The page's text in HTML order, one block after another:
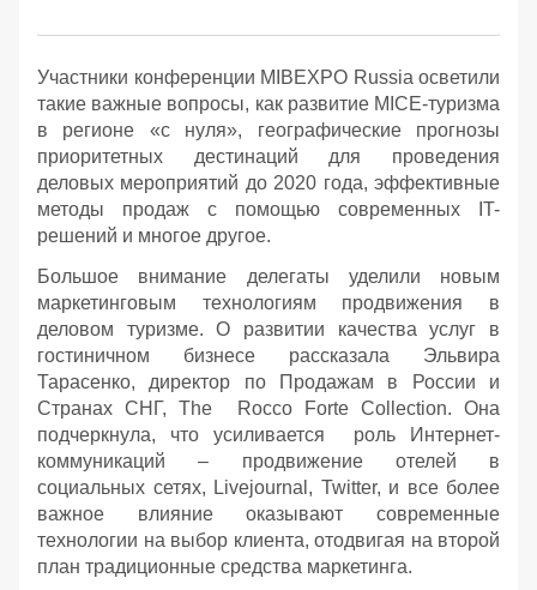
Участники конференции MIBEXPO Russia осветили
такие важные вопросы, как развитие MICE-туризма
в регионе «с нуля», географические прогнозы
приоритетных дестинаций для проведения
деловых мероприятий до 2020 года, эффективные
методы продаж с помощью современных IT-
решений и многое другое.
Большое внимание делегаты уделили новым
маркетинговым технологиям продвижения в
деловом туризме. О развитии качества услуг в
гостиничном бизнесе рассказала Эльвира
Тарасенко, директор по Продажам в России и
Странах СНГ, The Rocco Forte Collection. Она
подчеркнула, что усиливается роль Интернет-
коммуникаций – продвижение отелей в
социальных сетях, Livejournal, Twitter, и все более
важное влияние оказывают современные
технологии на выбор клиента, отодвигая на второй
план традиционные средства маркетинга.